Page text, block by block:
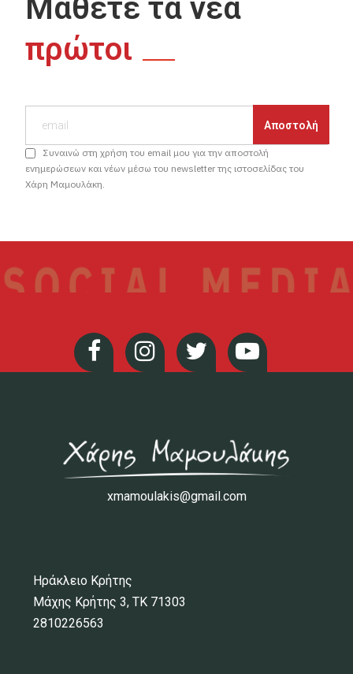
Μάθετε τα νέα
πρώτοι
Συναινώ στη χρήση του email μου για την αποστολή
ενημερώσεων και νέων μέσω του newsletter της ιστοσελίδας του
Χάρη Μαμουλάκη.
xmamoulakis@gmail.com
Ηράκλειο Κρήτης
Μάχης Κρήτης 3, ΤΚ 71303
2810226563